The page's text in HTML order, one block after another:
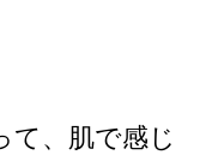
て、肌で感じ